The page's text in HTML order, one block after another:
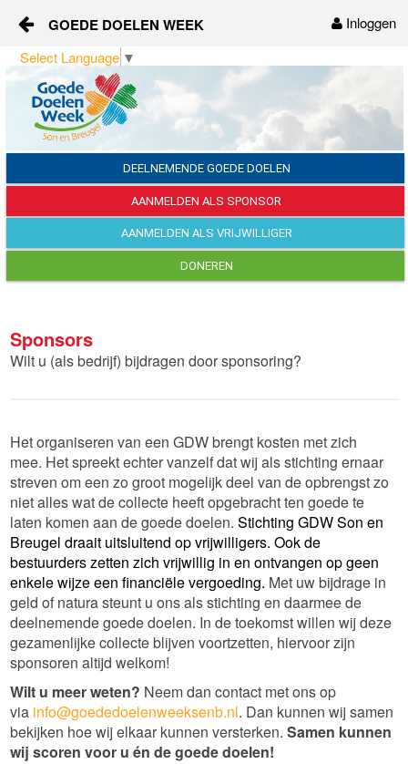
Naar content
Inloggen
GOEDE DOELEN WEEK
Home
Over ons
Vrijwilligers
DEELNEMENDE GOEDE DOELEN
AANMELDEN ALS SPONSOR
AANMELDEN ALS VRIJWILLIGER
DONEREN
Sponsors
Wilt u (als bedrijf) bijdragen door sponsoring?
Het organiseren van een GDW brengt kosten met zich
mee. Het spreekt echter vanzelf dat wij als stichting ernaar
streven om een zo groot mogelijk deel van de opbrengst zo
niet alles wat de collecte heeft opgebracht ten goede te
laten komen aan de goede doelen. Stichting GDW Son en
Breugel draait uitsluitend op vrijwilligers. Ook de
bestuurders zetten zich vrijwillig in en ontvangen op geen
enkele wijze een financiële vergoeding. Met uw bijdrage in
geld of natura steunt u ons als stichting en daarmee de
deelnemende goede doelen. In de toekomst willen wij deze
gezamenlijke collecte blijven voortzetten, hiervoor zijn
sponsoren altijd welkom!
Wilt u meer weten? Neem dan contact met ons op
via info@goededoelenweeksenb.nl. Dan kunnen wij samen
bekijken hoe wij elkaar kunnen versterken. Samen kunnen
wij scoren voor u én de goede doelen!
Select Language ▼